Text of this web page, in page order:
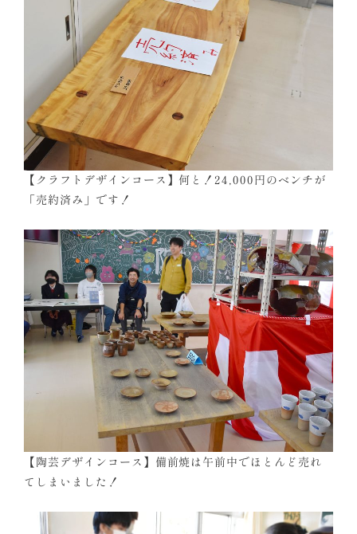
【クラフトデザインコース】何と！24,000円のベンチが
「売約済み」です！
【陶芸デザインコース】備前焼は午前中でほとんど売れ
てしまいました！